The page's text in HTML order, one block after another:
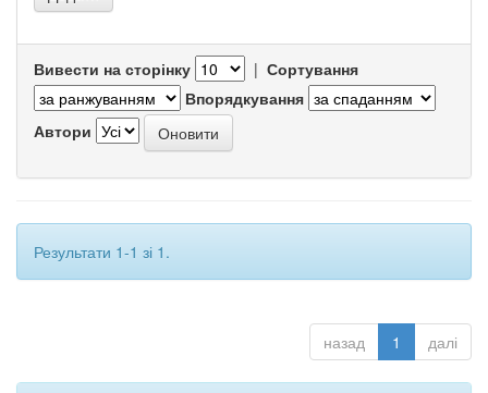
Вивести на сторінку | Сортування
Впорядкування
Автори
Результати 1-1 зі 1.
назад 1 далі